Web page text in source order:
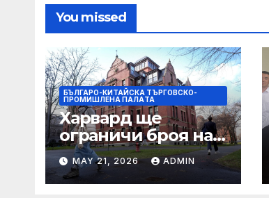
You missed
БЪЛГАРО-КИТАЙСКА ТЪРГОВСКО-
ПРОМИШЛЕНА ПАЛAТА
Харвард ще
ограничи броя на
A-класите, въпреки
силната съпротива
на студентите
MAY 21, 2026 ADMIN